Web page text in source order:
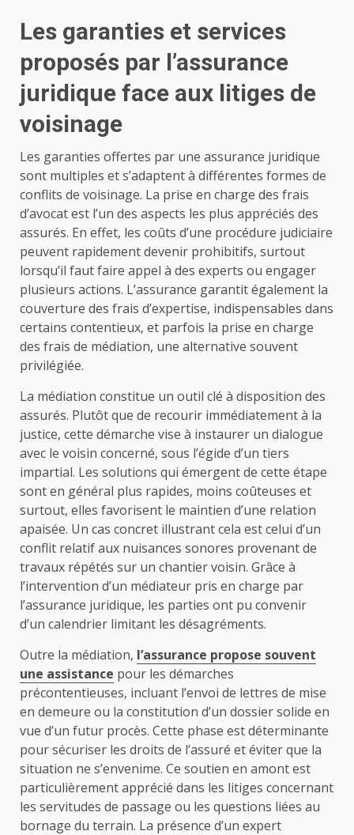
Les garanties et services
proposés par l’assurance
juridique face aux litiges de
voisinage
Les garanties offertes par une assurance juridique
sont multiples et s’adaptent à différentes formes de
conflits de voisinage. La prise en charge des frais
d’avocat est l’un des aspects les plus appréciés des
assurés. En effet, les coûts d’une procédure judiciaire
peuvent rapidement devenir prohibitifs, surtout
lorsqu’il faut faire appel à des experts ou engager
plusieurs actions. L’assurance garantit également la
couverture des frais d’expertise, indispensables dans
certains contentieux, et parfois la prise en charge
des frais de médiation, une alternative souvent
privilégiée.
La médiation constitue un outil clé à disposition des
assurés. Plutôt que de recourir immédiatement à la
justice, cette démarche vise à instaurer un dialogue
avec le voisin concerné, sous l’égide d’un tiers
impartial. Les solutions qui émergent de cette étape
sont en général plus rapides, moins coûteuses et
surtout, elles favorisent le maintien d’une relation
apaisée. Un cas concret illustrant cela est celui d’un
conflit relatif aux nuisances sonores provenant de
travaux répétés sur un chantier voisin. Grâce à
l’intervention d’un médiateur pris en charge par
l’assurance juridique, les parties ont pu convenir
d’un calendrier limitant les désagréments.
Outre la médiation, l’assurance propose souvent
une assistance pour les démarches
précontentieuses, incluant l’envoi de lettres de mise
en demeure ou la constitution d’un dossier solide en
vue d’un futur procès. Cette phase est déterminante
pour sécuriser les droits de l’assuré et éviter que la
situation ne s’envenime. Ce soutien en amont est
particulièrement apprécié dans les litiges concernant
les servitudes de passage ou les questions liées au
bornage du terrain. La présence d’un expert